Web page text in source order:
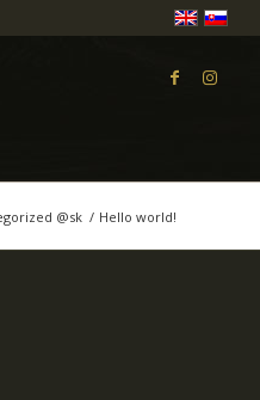
@sk / Hello world!